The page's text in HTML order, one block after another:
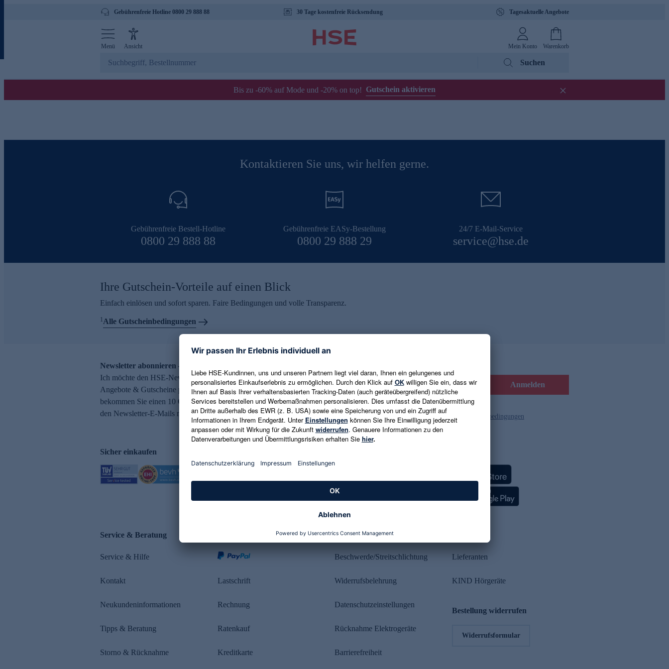
Gebührenfreie Hotline 0800 29 888 88 30 Tage kostenfreie Rücksendung Tagesaktuelle Angebote
Menü Ansicht Mein Konto Warenkorb
Suchen
Bis zu -60% auf Mode und -20% on top! Gutschein aktivieren
Kontaktieren Sie uns, wir helfen gerne.
Gebührenfreie Bestell-Hotline
0800 29 888 88
Gebührenfreie EASy-Bestellung
0800 29 888 29
24/7 E-Mail-Service
service@hse.de
Ihre Gutschein-Vorteile auf einen Blick
Einfach einlösen und sofort sparen. Faire Bedingungen und volle Transparenz.
1Alle Gutscheinbedingungen
Newsletter abonnieren – 10 € Gutschein erhalten
Ich möchte den HSE-Newsletter abonnieren und aktuelle Trends,
Angebote & Gutscheine per E-Mail erhalten. Als Dankeschön
bekommen Sie einen 10 € Gutschein. Eine Abmeldung ist jederzeit in
den Newsletter-E-Mails möglich.
E-Mail-Adresse eingeben Anmelden
Es gelten die Datenschutzrichtlinien und die Gutscheinbedingungen
Sicher einkaufen
Service & Beratung
Service & Hilfe
Kontakt
Neukundeninformationen
Tipps & Beratung
Storno & Rücknahme
Lastschrift
Rechnung
Ratenkauf
Kreditkarte
Rechtliches
Beschwerde/Streitschlichtung
Widerrufsbelehrung
Datenschutzeinstellungen
Rücknahme Elektrogeräte
Barrierefreiheit
Lieferanten
KIND Hörgeräte
Bestellung widerrufen
Widerrufsformular